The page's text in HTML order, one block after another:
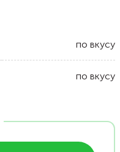
по вкусу
по вкусу